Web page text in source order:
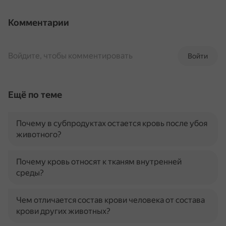
Комментарии
Войти
Войдите, чтобы комментировать
Ещё по теме
Почему в субпродуктах остается кровь после убоя
животного?
Почему кровь относят к тканям внутренней
среды?
Чем отличается состав крови человека от состава
крови других животных?